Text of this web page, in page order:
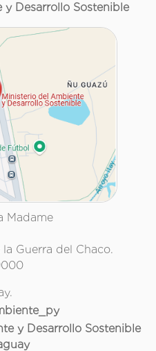
Desarrollo Sostenible
Madame
Guerra del Chaco.
y Desarrollo Sostenible